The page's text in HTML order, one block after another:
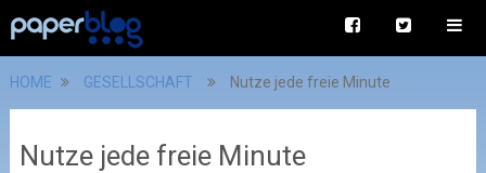
HOME GESELLSCHAFT Nutze jede freie Minute
Nutze jede freie Minute